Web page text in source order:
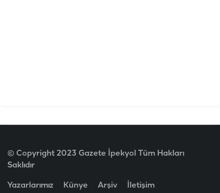
© Copyright 2023 Gazete İpekyol Tüm Hakları
Saklıdır
Yazarlarımız Künye Arşiv İletişim